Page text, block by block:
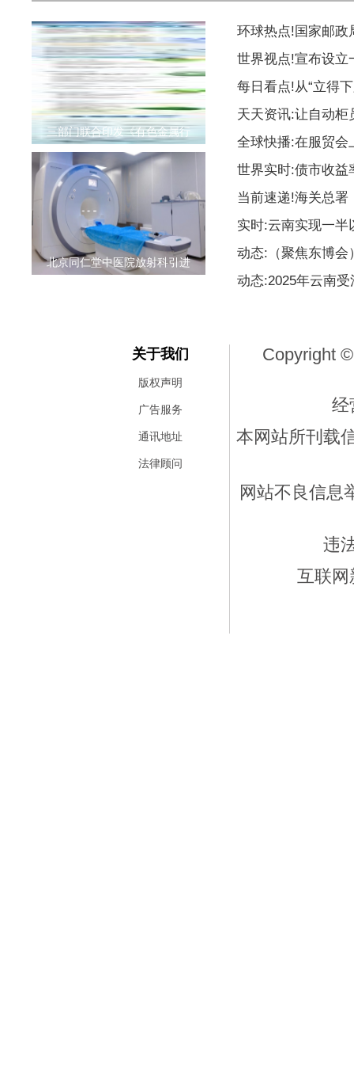
三部门联合印发《有色金属行
北京同仁堂中医院放射科引进
环球热点!国家邮政
世界视点!宣布设立
每日看点!从“立得
天天资讯:让自动柜
全球快播:在服贸会
世界实时:债市收益
当前速递!海关总署
实时:云南实现一半
动态:（聚焦东博会
动态:2025年云南
关于我们
版权声明
广告服务
通讯地址
法律顾问
Copyright
经
本网站所刊载
网站不良信息
违
互联网